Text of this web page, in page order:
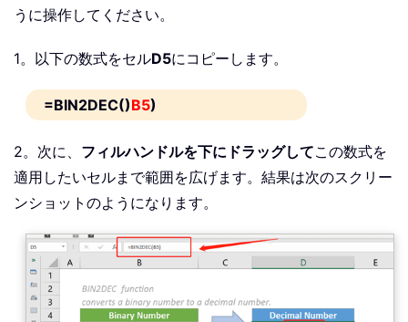
うに操作してください。
1。以下の数式をセルD5にコピーします。
=BIN2DEC()B5)
2。次に、 フィルハンドルを下にドラッグしてこの数式を
適用したいセルまで範囲を広げます。結果は次のスクリー
ンショットのようになります。